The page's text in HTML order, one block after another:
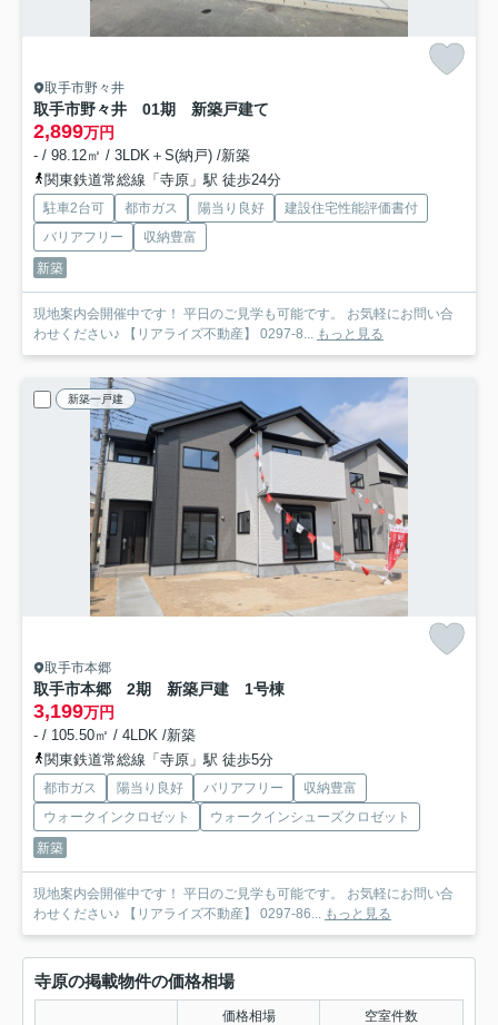
取手市野々井
取手市野々井 01期 新築戸建て
2,899万円
- / 98.12㎡ / 3LDK＋S(納戸) /新築
関東鉄道常総線「寺原」駅 徒歩24分
駐車2台可 都市ガス 陽当り良好
建設住宅性能評価書付
バリアフリー
収納豊富
新築
現地案内会開催中です！ 平日のご見学も可能です。 お気軽にお問い合
わせください♪ 【リアライズ不動産】 0297-8... もっと見る
新築一戸建
取手市本郷
取手市本郷 2期 新築戸建 1号棟
3,199万円
- / 105.50㎡ / 4LDK /新築
関東鉄道常総線「寺原」駅 徒歩5分
都市ガス 陽当り良好 バリアフリー
収納豊富
ウォークインクロゼット
ウォークインシューズクロゼット
新築
現地案内会開催中です！ 平日のご見学も可能です。 お気軽にお問い合
わせください♪ 【リアライズ不動産】 0297-86... もっと見る
寺原の掲載物件の価格相場
価格相場 空室件数